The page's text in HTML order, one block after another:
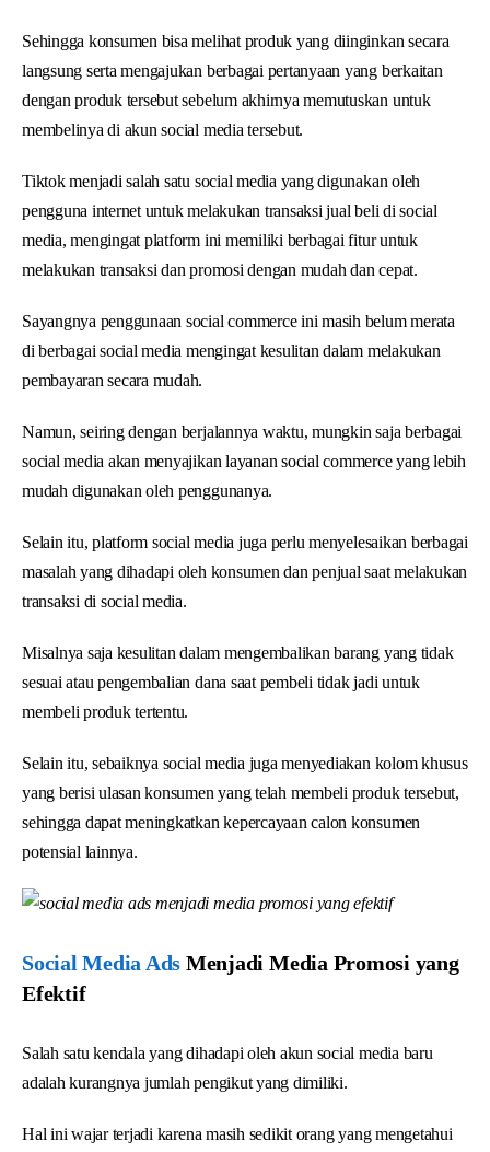
Sehingga konsumen bisa melihat produk yang diinginkan secara
langsung serta mengajukan berbagai pertanyaan yang berkaitan
dengan produk tersebut sebelum akhirnya memutuskan untuk
membelinya di akun social media tersebut.
Tiktok menjadi salah satu social media yang digunakan oleh
pengguna internet untuk melakukan transaksi jual beli di social
media, mengingat platform ini memiliki berbagai fitur untuk
melakukan transaksi dan promosi dengan mudah dan cepat.
Sayangnya penggunaan social commerce ini masih belum merata
di berbagai social media mengingat kesulitan dalam melakukan
pembayaran secara mudah.
Namun, seiring dengan berjalannya waktu, mungkin saja berbagai
social media akan menyajikan layanan social commerce yang lebih
mudah digunakan oleh penggunanya.
Selain itu, platform social media juga perlu menyelesaikan berbagai
masalah yang dihadapi oleh konsumen dan penjual saat melakukan
transaksi di social media.
Misalnya saja kesulitan dalam mengembalikan barang yang tidak
sesuai atau pengembalian dana saat pembeli tidak jadi untuk
membeli produk tertentu.
Selain itu, sebaiknya social media juga menyediakan kolom khusus
yang berisi ulasan konsumen yang telah membeli produk tersebut,
sehingga dapat meningkatkan kepercayaan calon konsumen
potensial lainnya.
Social Media Ads Menjadi Media Promosi yang
Efektif
Salah satu kendala yang dihadapi oleh akun social media baru
adalah kurangnya jumlah pengikut yang dimiliki.
Hal ini wajar terjadi karena masih sedikit orang yang mengetahui